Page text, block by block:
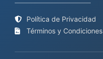
Política de Privacidad
Términos y Condiciones